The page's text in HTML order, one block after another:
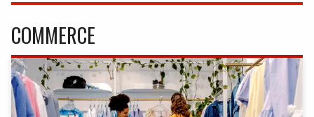
COMMERCE